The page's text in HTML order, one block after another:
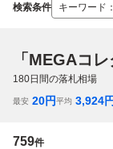
検索条件 キーワード ：
180日間の落札相場
最安 20円平均 3,924円
759件